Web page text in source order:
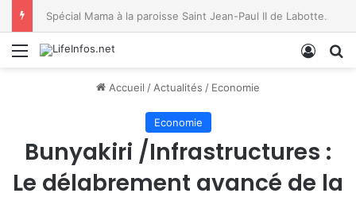
Menu
Accueil / Actualités / Economie
Economie
Bunyakiri /Infrastructures :
Le délabrement avancé de la